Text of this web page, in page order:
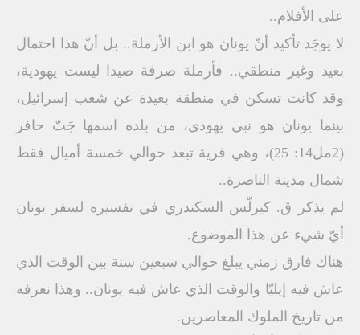
على الأفلام..
لا يوجَد تأكيد أنّ يونان هو ابن الأرملة.. بل أنّ هذا احتمال
بعيد وغير منطقي.. فأرملة صرفة صيدا ليست يهودية،
وقد كانت تسكن في منطقة بعيدة عن شعب إسرائيل،
بينما يونان هو نبي يهودي، من بلده اسمها جَتّ حافر
(2مل14: 25)، وهي قرية تبعد حوالي خمسة أميال فقط
شمال مدينة الناصرة..
لم يذكر ق. كيرلّس السكندري في تفسيره لسفر يونان
أيّ شيء عن هذا الموضوع.
هناك فارق زمني يبلغ حوالي سبعين سنة بين الوقت الذي
عاش فيه إيليّا والوقت الذي عاش فيه يونان.. وهذا نعرفه
من تاريخ الملوك المعاصرين.